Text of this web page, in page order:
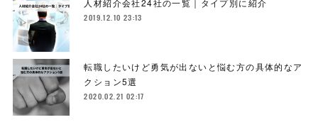
人材紹介会社24社の一覧｜タイプ別に紹介
2019.12.10 23:13
転職したいけど勇気が出ないと悩む方の具体的なア
クション5選
2020.02.21 02:17